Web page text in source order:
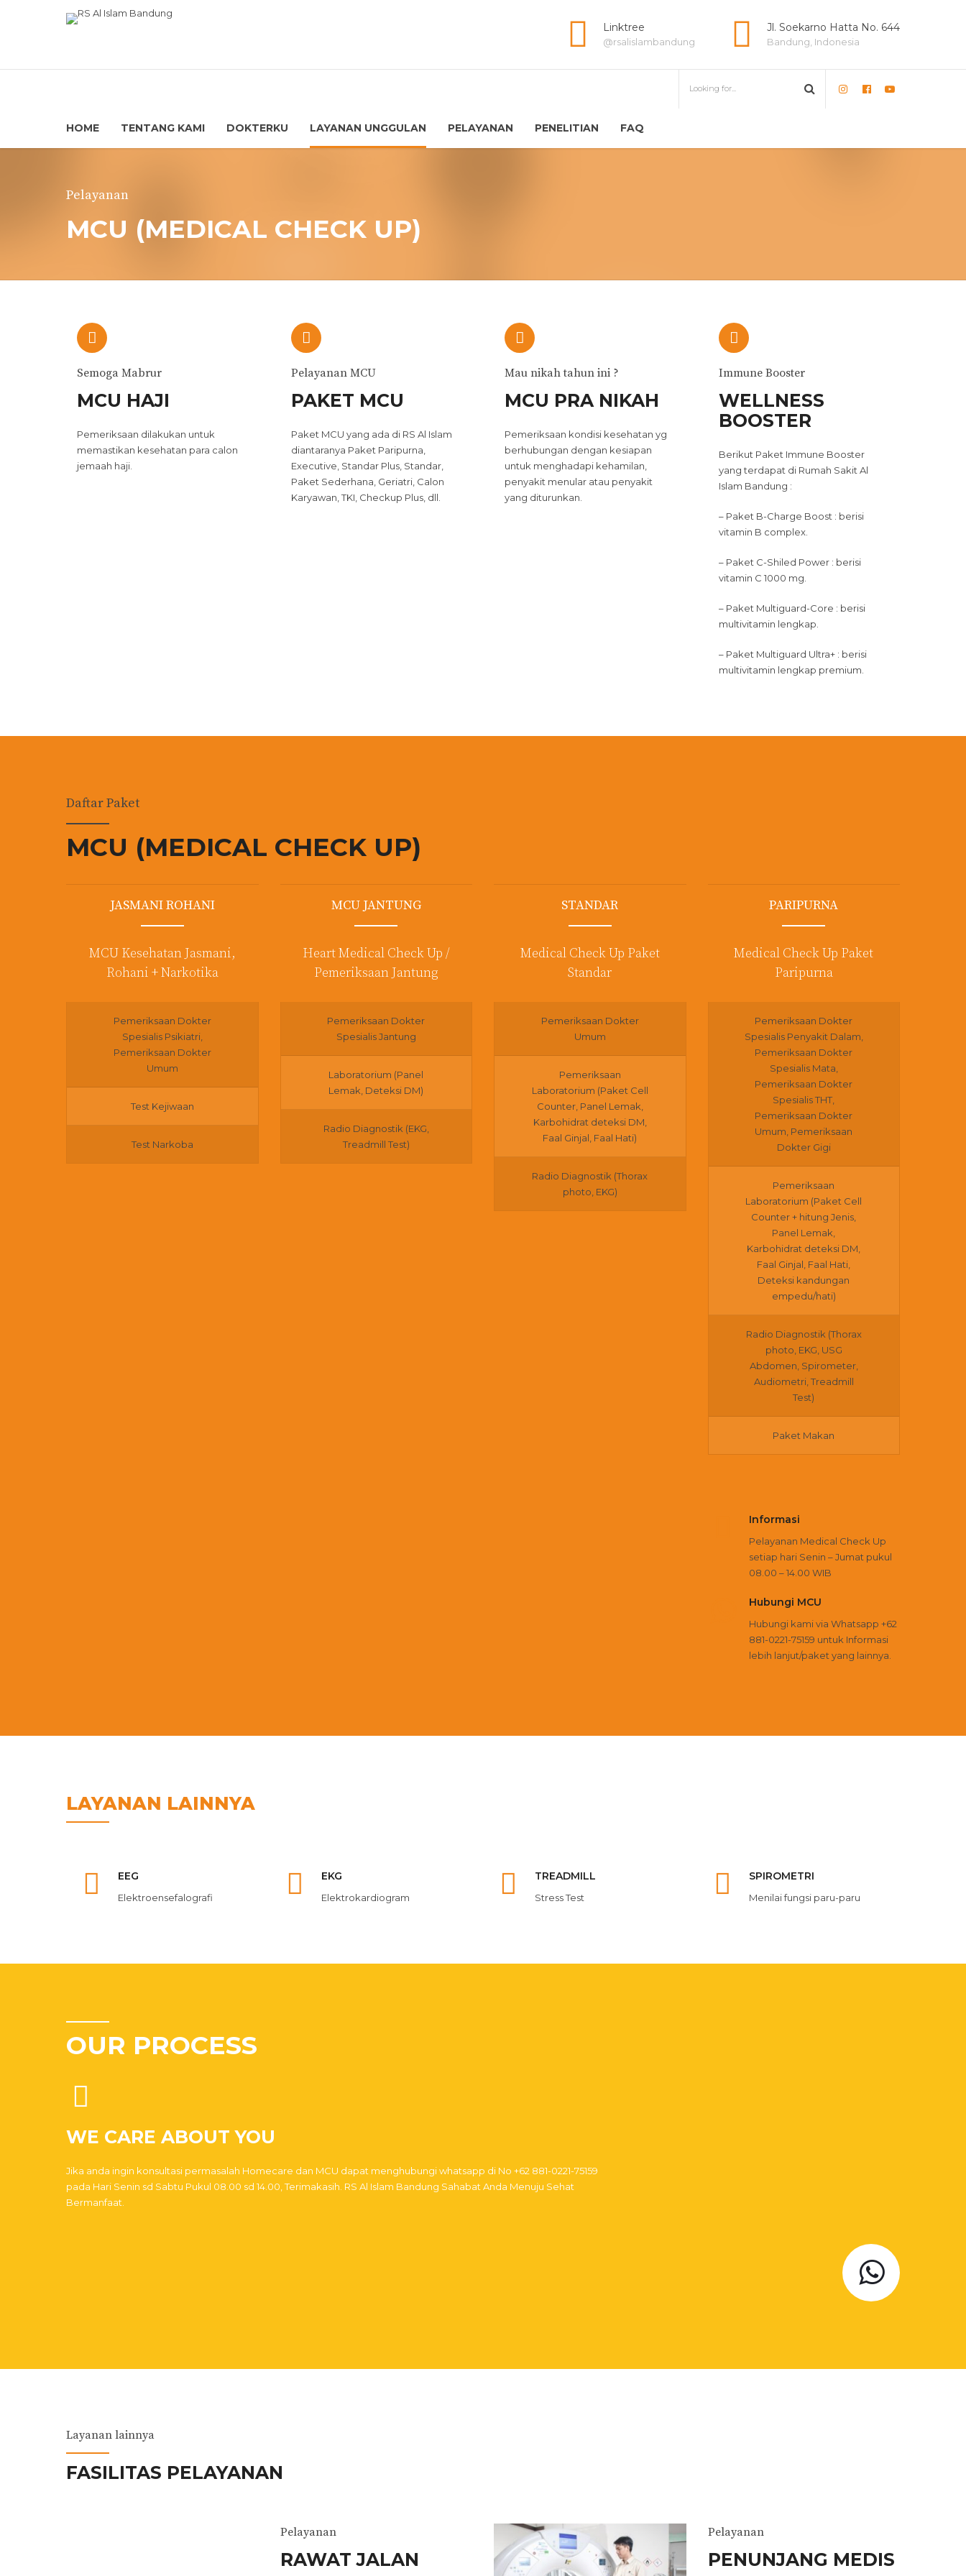
Linktree
@rsalislambandung
Jl. Soekarno Hatta No. 644
Bandung, Indonesia
HOME TENTANG KAMI DOKTERKU LAYANAN UNGGULAN PELAYANAN PENELITIAN FAQ
Pelayanan
MCU (MEDICAL CHECK UP)
Semoga Mabrur
MCU HAJI
Pemeriksaan dilakukan untuk
memastikan kesehatan para calon
jemaah haji.
Pelayanan MCU
PAKET MCU
Paket MCU yang ada di RS Al Islam
diantaranya Paket Paripurna,
Executive, Standar Plus, Standar,
Paket Sederhana, Geriatri, Calon
Karyawan, TKI, Checkup Plus, dll.
Mau nikah tahun ini ?
MCU PRA NIKAH
Pemeriksaan kondisi kesehatan yg
berhubungan dengan kesiapan
untuk menghadapi kehamilan,
penyakit menular atau penyakit
yang diturunkan.
Immune Booster
WELLNESS
BOOSTER
Berikut Paket Immune Booster
yang terdapat di Rumah Sakit Al
Islam Bandung :
– Paket B-Charge Boost : berisi
vitamin B complex.
– Paket C-Shiled Power : berisi
vitamin C 1000 mg.
– Paket Multiguard-Core : berisi
multivitamin lengkap.
– Paket Multiguard Ultra+ : berisi
multivitamin lengkap premium.
Daftar Paket
MCU (MEDICAL CHECK UP)
JASMANI ROHANI
MCU Kesehatan Jasmani,
Rohani + Narkotika
Pemeriksaan Dokter
Spesialis Psikiatri,
Pemeriksaan Dokter
Umum
Test Kejiwaan
Test Narkoba
MCU JANTUNG
Heart Medical Check Up /
Pemeriksaan Jantung
Pemeriksaan Dokter
Spesialis Jantung
Laboratorium (Panel
Lemak, Deteksi DM)
Radio Diagnostik (EKG,
Treadmill Test)
STANDAR
Medical Check Up Paket
Standar
Pemeriksaan Dokter
Umum
Pemeriksaan
Laboratorium (Paket Cell
Counter, Panel Lemak,
Karbohidrat deteksi DM,
Faal Ginjal, Faal Hati)
Radio Diagnostik (Thorax
photo, EKG)
PARIPURNA
Medical Check Up Paket
Paripurna
Pemeriksaan Dokter
Spesialis Penyakit Dalam,
Pemeriksaan Dokter
Spesialis Mata,
Pemeriksaan Dokter
Spesialis THT,
Pemeriksaan Dokter
Umum, Pemeriksaan
Dokter Gigi
Pemeriksaan
Laboratorium (Paket Cell
Counter + hitung Jenis,
Panel Lemak,
Karbohidrat deteksi DM,
Faal Ginjal, Faal Hati,
Deteksi kandungan
empedu/hati)
Radio Diagnostik (Thorax
photo, EKG, USG
Abdomen, Spirometer,
Audiometri, Treadmill
Test)
Paket Makan
Informasi
Pelayanan Medical Check Up
setiap hari Senin – Jumat pukul
08.00 – 14.00 WIB
Hubungi MCU
Hubungi kami via Whatsapp +62
881-0221-75159 untuk Informasi
lebih lanjut/paket yang lainnya.
LAYANAN LAINNYA
EEG
Elektroensefalografi
EKG
Elektrokardiogram
TREADMILL
Stress Test
SPIROMETRI
Menilai fungsi paru-paru
OUR PROCESS
WE CARE ABOUT YOU
Jika anda ingin konsultasi permasalah Homecare dan MCU dapat menghubungi whatsapp di No +62 881-0221-75159
pada Hari Senin sd Sabtu Pukul 08.00 sd 14.00, Terimakasih. RS Al Islam Bandung Sahabat Anda Menuju Sehat
Bermanfaat.
Layanan lainnya
FASILITAS PELAYANAN
Pelayanan
RAWAT JALAN
Pelayanan
PENUNJANG MEDIS